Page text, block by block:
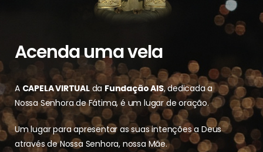
Acenda uma vela
A CAPELA VIRTUALdaFundação AIS, dedicada a
Nossa Senhora de Fátima, é um lugar de oração.
Um lugar para apresentar as suas intenções a Deus
através de Nossa Senhora, nossa Mãe.